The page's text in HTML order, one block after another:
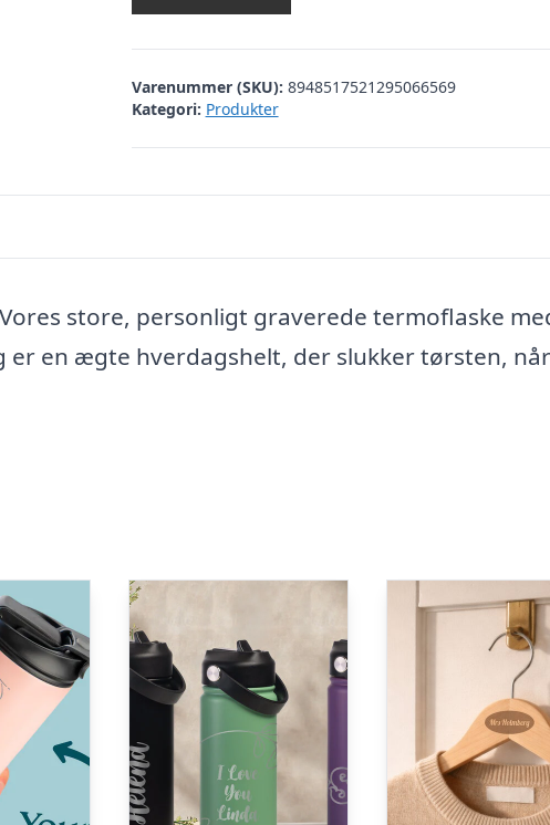
Varenummer (SKU): 8948517521295066569
Kategori: Produkter
store, personligt graverede termoflaske
en ægte hverdagshelt, der slukker tørsten,